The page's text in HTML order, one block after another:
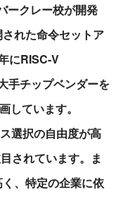
ークレー校が開発
れた命令セットア
にRISC-V
手チップベンダーを
しています。
選択の自由度が高
されています。ま
、特定の企業に依